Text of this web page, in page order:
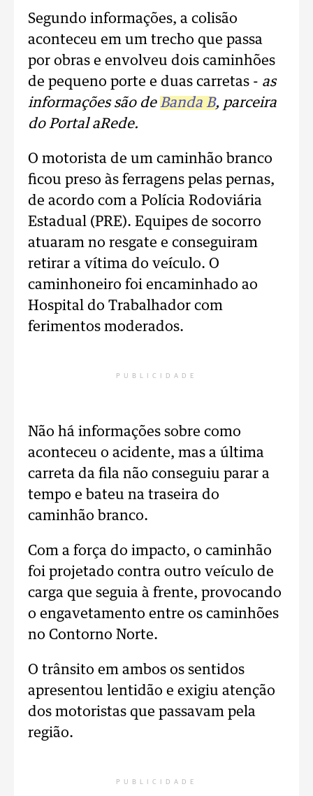
Segundo informações, a colisão
aconteceu em um trecho que passa
por obras e envolveu dois caminhões
de pequeno porte e duas carretas - as
informações são de Banda B, parceira
do Portal aRede.
O motorista de um caminhão branco
ficou preso às ferragens pelas pernas,
de acordo com a Polícia Rodoviária
Estadual (PRE). Equipes de socorro
atuaram no resgate e conseguiram
retirar a vítima do veículo. O
caminhoneiro foi encaminhado ao
Hospital do Trabalhador com
ferimentos moderados.
PUBLICIDADE
Não há informações sobre como
aconteceu o acidente, mas a última
carreta da fila não conseguiu parar a
tempo e bateu na traseira do
caminhão branco.
Com a força do impacto, o caminhão
foi projetado contra outro veículo de
carga que seguia à frente, provocando
o engavetamento entre os caminhões
no Contorno Norte.
O trânsito em ambos os sentidos
apresentou lentidão e exigiu atenção
dos motoristas que passavam pela
região.
PUBLICIDADE